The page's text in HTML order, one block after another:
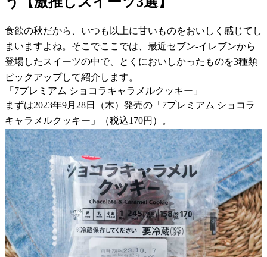
食欲の秋だから、いつも以上に甘いものをおいしく感じてし
まいますよね。そこでここでは、最近セブン-イレブンから
登場したスイーツの中で、とくにおいしかったものを3種類
ピックアップして紹介します。
「7プレミアム ショコラキャラメルクッキー」
まずは2023年9月28日（木）発売の「7プレミアム ショコラ
キャラメルクッキー」（税込170円）。